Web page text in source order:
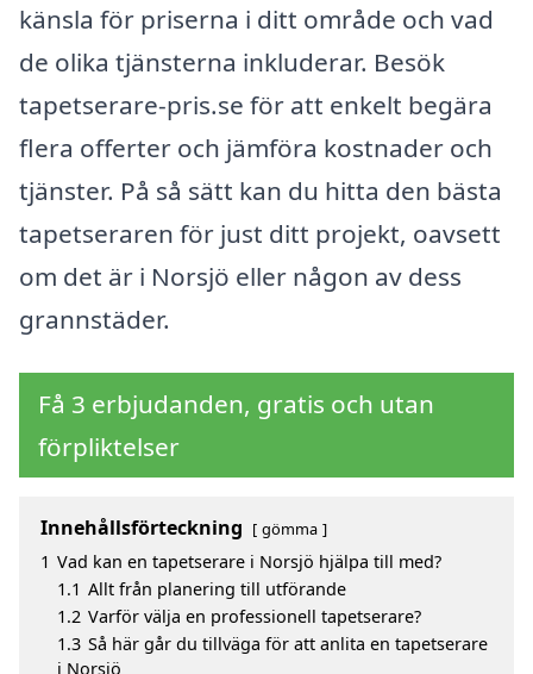
känsla för priserna i ditt område och vad
de olika tjänsterna inkluderar. Besök
tapetserare-pris.se för att enkelt begära
flera offerter och jämföra kostnader och
tjänster. På så sätt kan du hitta den bästa
tapetseraren för just ditt projekt, oavsett
om det är i Norsjö eller någon av dess
grannstäder.
Få 3 erbjudanden, gratis och utan
förpliktelser
Innehållsförteckning gömma
1 Vad kan en tapetserare i Norsjö hjälpa till med?
1.1 Allt från planering till utförande
1.2 Varför välja en professionell tapetserare?
1.3 Så här går du tillväga för att anlita en tapetserare
i Norsjö